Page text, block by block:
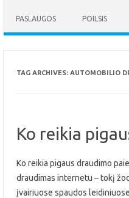
PASLAUGOS POILSIS
TAG ARCHIVES: AUTOMOBILIO
Ko reikia
Ko reikia pigaus draudimo
draudimas internetu – tokį
įvairiuose spaudos